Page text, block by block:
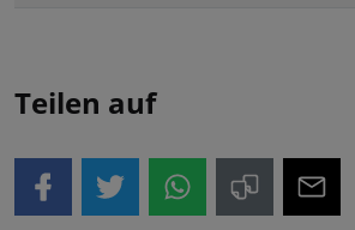
Teilen auf